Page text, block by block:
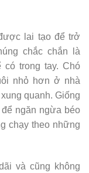
lai tạo để trở
chắc chắn là
có trong tay. Chó
nhỏ hơn ở nhà
quanh. Giống
ngăn ngừa béo
chạy theo những
và cũng không